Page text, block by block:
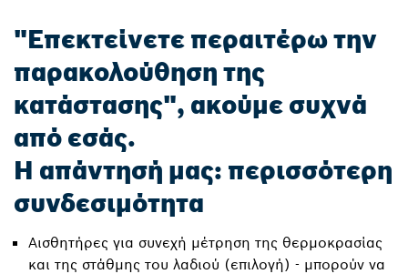
"Επεκτείνετε περαιτέρω την
παρακολούθηση της
κατάστασης", ακούμε συχνά
από εσάς.
Η απάντησή μας: περισσότερη
συνδεσιμότητα
Αισθητήρες για συνεχή μέτρηση της θερμοκρασίας
και της στάθμης του λαδιού (επιλογή) - μπορούν να